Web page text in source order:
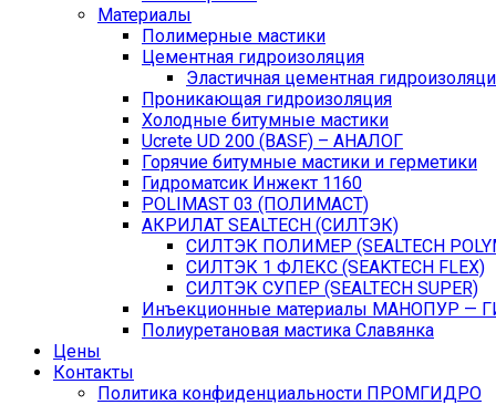
Материалы
Полимерные мастики
Цементная гидроизоляция
Эластичная цементная
Проникающая гидроизоляция
Холодные битумные мастики
Ucrete UD 200 (BASF) – АНАЛОГ
Горячие битумные мастики и герметики
Гидроматсик Инжект 1160
POLIMAST 03 (ПОЛИМАСТ)
АКРИЛАТ SEALTECH (СИЛТЭК)
СИЛТЭК ПОЛИМЕР (SEALTECH
СИЛТЭК 1 ФЛЕКС (SEAKTECH FLEX)
СИЛТЭК СУПЕР (SEALTECH SUPER)
Инъекционные материалы МАНОПУР —
Полиуретановая мастика Славянка
Цены
Контакты
Политика конфиденциальности ПРОМГИДРО